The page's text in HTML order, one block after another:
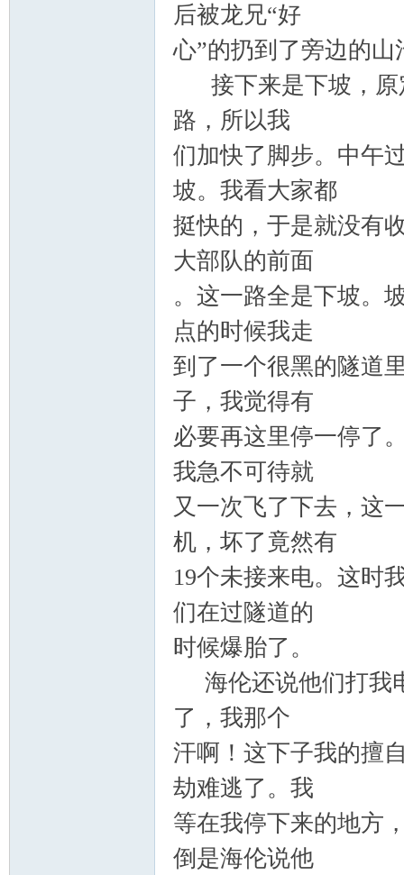
后被龙兄“好
心”的扔到了旁边的山
接下来是下坡，原
路，所以我
们加快了脚步。中午
坡。我看大家都
挺快的，于是就没有
大部队的前面
。这一路全是下坡。
点的时候我走
到了一个很黑的隧道
子，我觉得有
必要再这里停一停了
我急不可待就
又一次飞了下去，这
机，坏了竟然有
19个未接来电。这时
们在过隧道的
时候爆胎了。
海伦还说他们打我
了，我那个
汗啊！这下子我的擅
劫难逃了。我
等在我停下来的地方
倒是海伦说他